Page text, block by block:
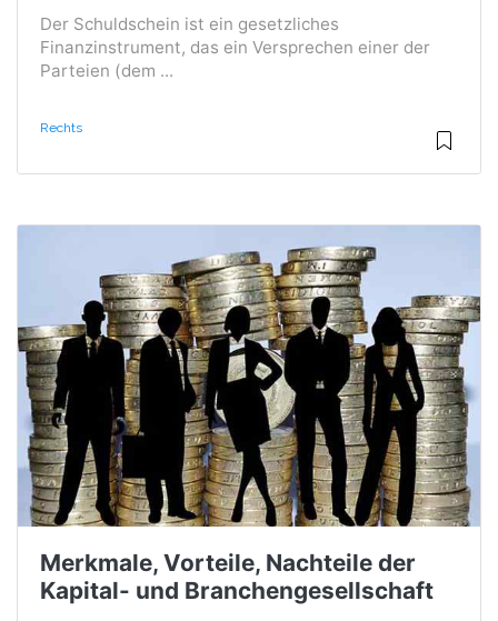
Der Schuldschein ist ein gesetzliches
Finanzinstrument, das ein Versprechen einer der
Parteien (dem ...
Rechts
Merkmale, Vorteile, Nachteile der
Kapital- und Branchengesellschaft